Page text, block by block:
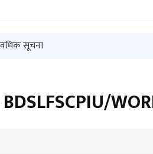
सूचना
(DUDBC/SQ/GOODS/ 05/082-83 )